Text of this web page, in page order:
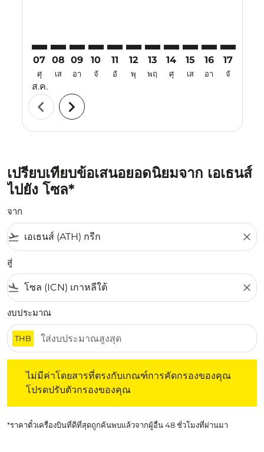
07
ศุ
ส.ค.
08
เส
09
อา
10
จั
11
อั
12
พุ
13
พฤ
14
ศุ
15
เส
16
อา
17
จั
chevron_left chevron_right
เปรียบเทียบข้อเสนอยอดนิยมจาก เอเธนส์
ไปยัง โซล*
จาก
flight_takeoff close
สู่
flight_land close
งบประมาณ
THB
ไม่มีค่าโดยสารที่ตรงกับเกณฑ์การคัดกรองของคุณ
โปรดปรับตัวกรองของคุณ
*ราคาตั๋วเครื่องบินที่ดีที่สุดถูกค้นพบแล้วจากผู้อื่น 48 ชั่วโมงที่ผ่านมา